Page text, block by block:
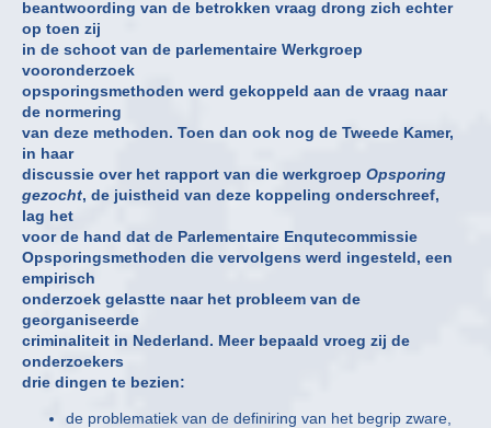
beantwoording van de betrokken vraag drong zich echter
op toen zij
in de schoot van de parlementaire Werkgroep
vooronderzoek
opsporingsmethoden werd gekoppeld aan de vraag naar
de normering
van deze methoden. Toen dan ook nog de Tweede Kamer,
in haar
discussie over het rapport van die werkgroep Opsporing
gezocht, de juistheid van deze koppeling onderschreef,
lag het
voor de hand dat de Parlementaire Enqutecommissie
Opsporingsmethoden die vervolgens werd ingesteld, een
empirisch
onderzoek gelastte naar het probleem van de
georganiseerde
criminaliteit in Nederland. Meer bepaald vroeg zij de
onderzoekers
drie dingen te bezien:
de problematiek van de definiring van het begrip zware,